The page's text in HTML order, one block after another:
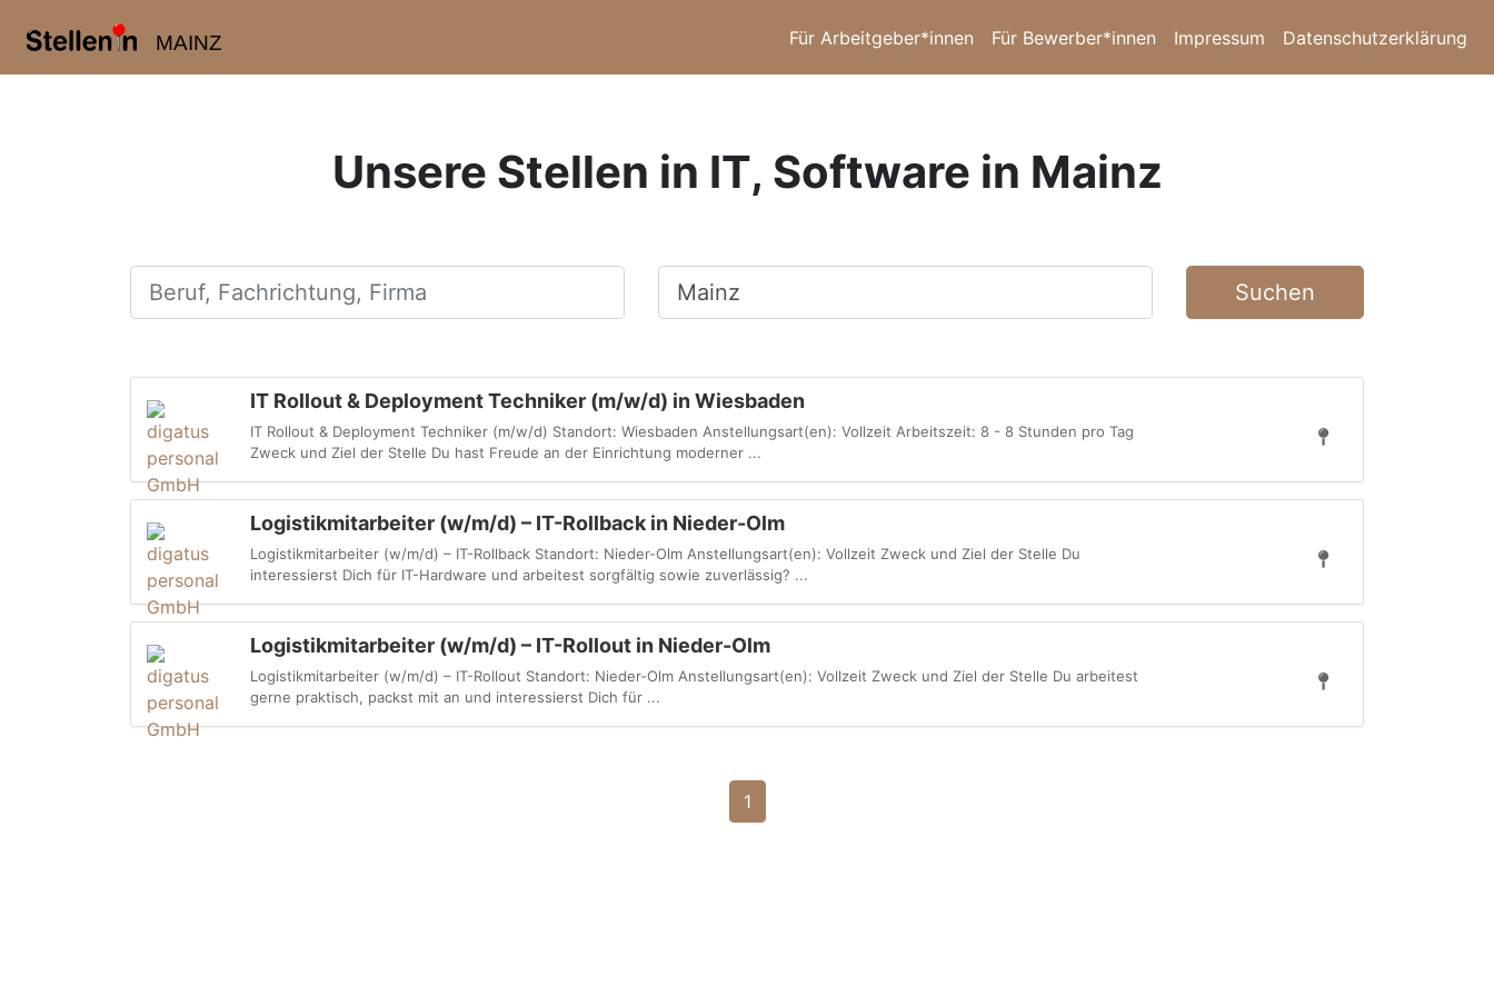
MAINZ Für Arbeitgeber*innen Für Bewerber*innen Impressum Datenschutzerklärung
Unsere Stellen in IT, Software in Mainz
Beruf, Fachrichtung, Firma Ort, Stadt Suchen
IT Rollout & Deployment Techniker (m/w/d) in Wiesbaden
IT Rollout & Deployment Techniker (m/w/d) Standort: Wiesbaden Anstellungsart(en): Vollzeit Arbeitszeit: 8 - 8 Stunden pro Tag
Zweck und Ziel der Stelle Du hast Freude an der Einrichtung moderner ...
Logistikmitarbeiter (w/m/d) – IT-Rollback in Nieder-Olm
Logistikmitarbeiter (w/m/d) – IT-Rollback Standort: Nieder-Olm Anstellungsart(en): Vollzeit Zweck und Ziel der Stelle Du
interessierst Dich für IT-Hardware und arbeitest sorgfältig sowie zuverlässig? ...
Logistikmitarbeiter (w/m/d) – IT-Rollout in Nieder-Olm
Logistikmitarbeiter (w/m/d) – IT-Rollout Standort: Nieder-Olm Anstellungsart(en): Vollzeit Zweck und Ziel der Stelle Du arbeitest
gerne praktisch, packst mit an und interessierst Dich für ...
1